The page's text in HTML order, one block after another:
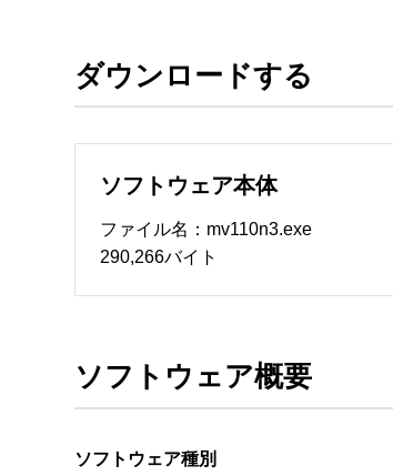
ソフトウェアのサポート
ソフトウェアの保証範囲
・ソフトウェアは、予告せず改良
著作権者
ダウンロードする
ソフトウェア本体
ファイル名：mv110n3.exe
290,266バイト
ソフトウェア概要
ソフトウェア種別